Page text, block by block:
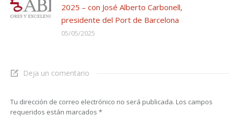
2025 – con José Alberto Carbonell,
presidente del Port de Barcelona
05/05/2025
Deja un comentario
Tu dirección de correo electrónico no será publicada. Los campos
requeridos están marcados *